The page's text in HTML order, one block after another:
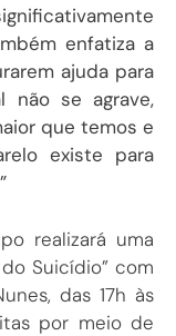
enfatiza a
ajuda para
não se agrave,
que temos e
existe para
realizará uma
Suicídio” com
das 17h às
por meio de